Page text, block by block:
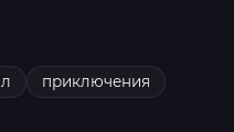
приключения